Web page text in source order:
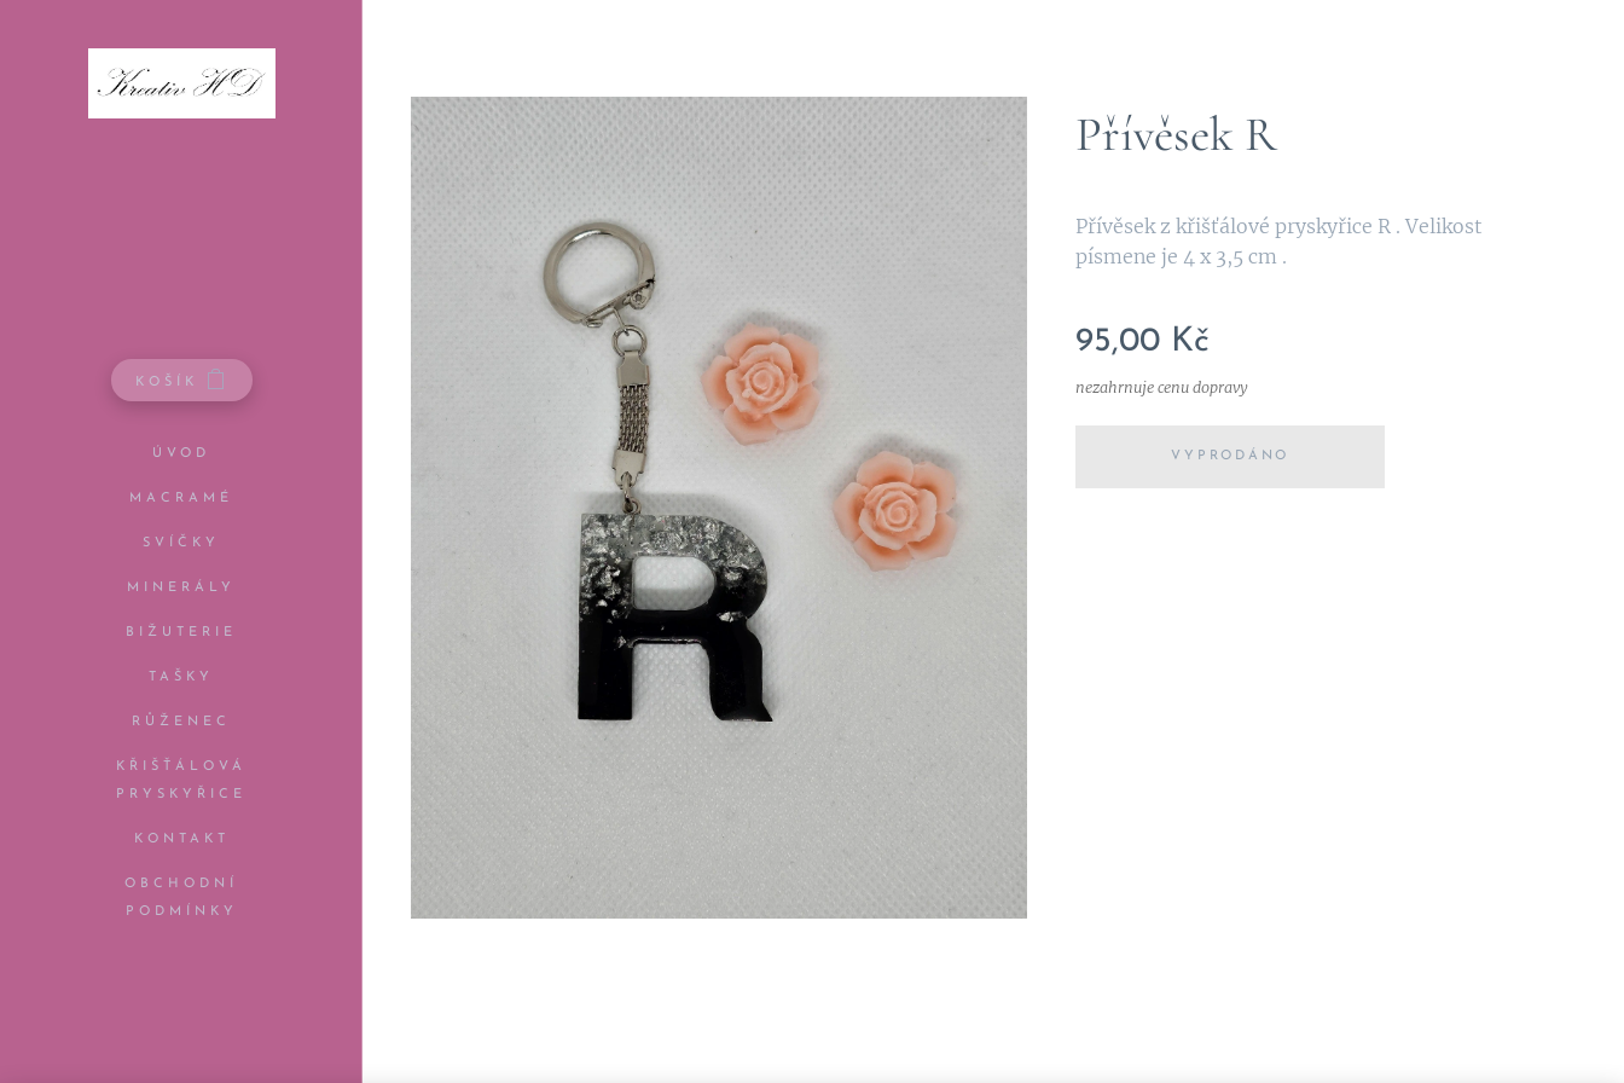
KOŠÍK
ÚVOD
MACRAMÉ
SVÍČKY
MINERÁLY
BIŽUTERIE
TAŠKY
RŮŽENEC
KŘIŠŤÁLOVÁ
PRYSKYŘICE
KONTAKT
OBCHODNÍ
PODMÍNKY
Přívěsek R
Přívěsek z křišťálové pryskyřice R . Velikost
písmene je 4 x 3,5 cm .
95,00 Kč
nezahrnuje cenu dopravy
VYPRODÁNO